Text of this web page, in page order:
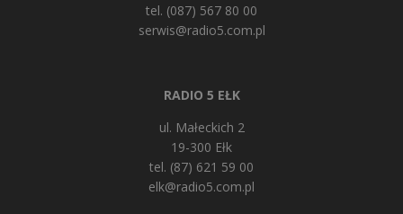
tel. (087) 567 80 00
serwis@radio5.com.pl
RADIO 5 EŁK
ul. Małeckich 2
19-300 Ełk
tel. (87) 621 59 00
elk@radio5.com.pl